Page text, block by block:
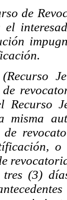
de
el
Recurso
misma
de
(3)